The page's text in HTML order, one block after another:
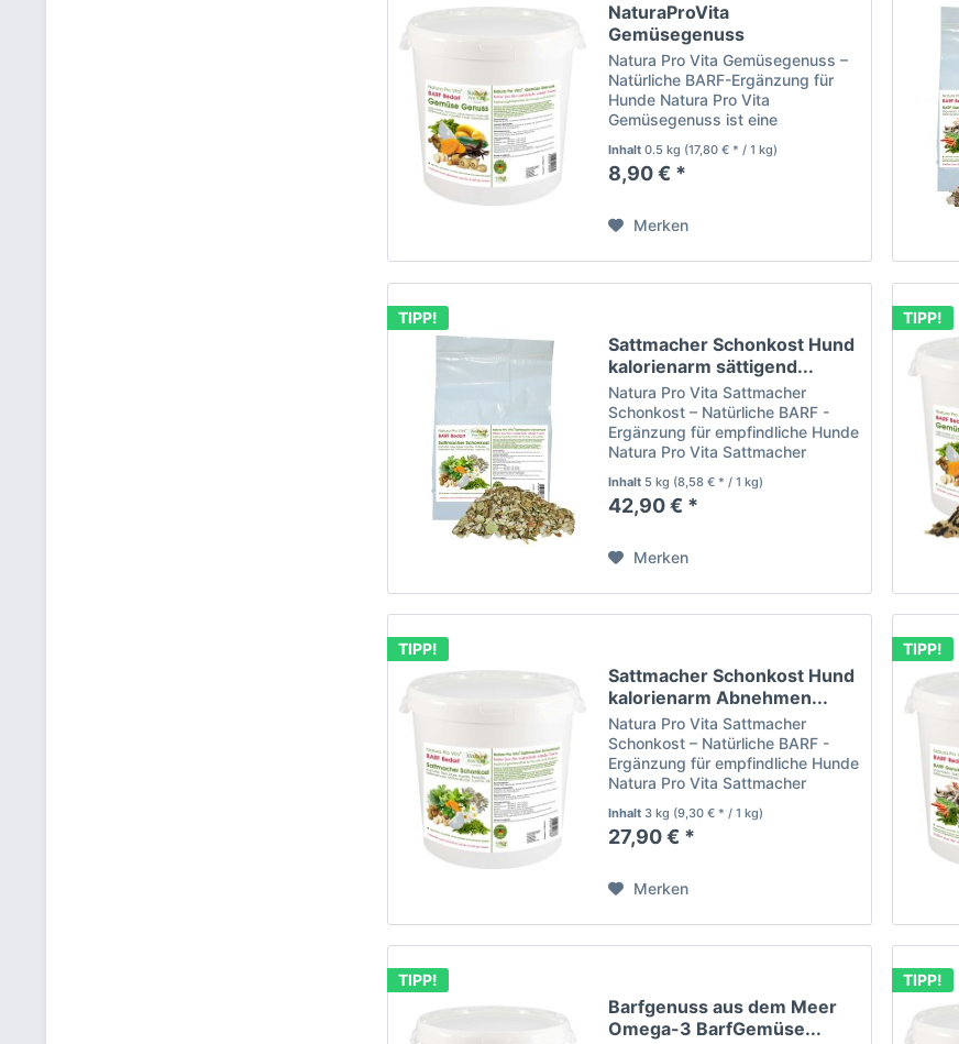
NaturaProVita
Gemüsegenuss
kalorienarm...
Natura Pro Vita Gemüsegenuss –
Natürliche BARF-Ergänzung für
Hunde Natura Pro Vita
Gemüsegenuss ist eine
Gemüsemischung zur optimalen
Ergänzung der BARF-Ernährung
sorgfältig...
Inhalt0.5 kg (17,80 € * / 1 kg)
8,90 € *
Merken
TIPP!
Sattmacher Schonkost Hund
kalorienarm sättigend...
Natura Pro Vita Sattmacher
Schonkost – Natürliche BARF -
Ergänzung für empfindliche Hunde
Natura Pro Vita Sattmacher
Ergänzungsfutter für das BARFen,
speziell entwickelt für
sensible...
Inhalt 5 kg (8,58 € * / 1 kg)
42,90 € *
Merken
TIPP!
TIPP!
Sattmacher Schonkost Hund
kalorienarm Abnehmen...
Natura Pro Vita Sattmacher
Schonkost – Natürliche BARF -
Ergänzung für empfindliche Hunde
Natura Pro Vita Sattmacher
Ergänzungsfutter für das BARFen,
speziell entwickelt für
sensible...
Inhalt 3 kg (9,30 € * / 1 kg)
27,90 € *
Merken
TIPP!
TIPP!
Barfgenuss aus dem Meer
Omega-3 BarfGemüse...
TIPP!